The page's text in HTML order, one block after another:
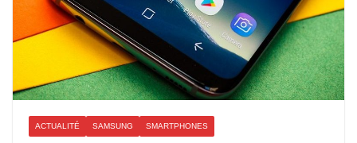
ACTUALITÉ SAMSUNG SMARTPHONES